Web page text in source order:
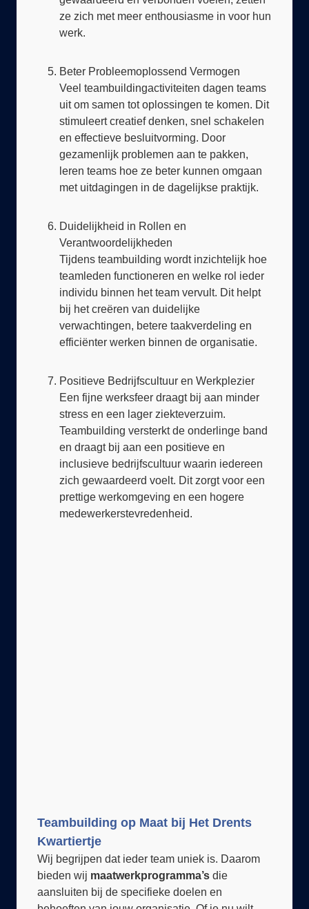
werk.
Veel teambuildingactiviteiten dagen teams
uit om samen tot oplossingen te komen. Dit
stimuleert creatief denken, snel schakelen
en effectieve besluitvorming. Door
gezamenlijk problemen aan te pakken,
leren teams hoe ze beter kunnen omgaan
met uitdagingen in de dagelijkse praktijk.
Verantwoordelijkheden
Tijdens teambuilding wordt inzichtelijk hoe
teamleden functioneren en welke rol ieder
individu binnen het team vervult. Dit helpt
bij het creëren van duidelijke
verwachtingen, betere taakverdeling en
efficiënter werken binnen de organisatie.
Een fijne werksfeer draagt bij aan minder
stress en een lager ziekteverzuim.
Teambuilding versterkt de onderlinge band
en draagt bij aan een positieve en
inclusieve bedrijfscultuur waarin iedereen
zich gewaardeerd voelt. Dit zorgt voor een
prettige werkomgeving en een hogere
medewerkerstevredenheid.
Kwartiertje
Wij begrijpen dat ieder team uniek is. Daarom
bieden wijmaatwerkprogramma’sdie
aansluiten bij de specifieke doelen en
behoeften van jouw organisatie. Of je nu wilt
werken aanvertrouwen, leiderschap,